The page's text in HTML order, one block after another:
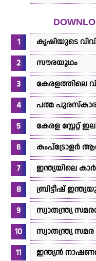
കൃഷിയുടെ
സൗരയൂഥം
കേരളത്തിലെ
പത്മ
കേരള സ്റ്റേറ്റ്
കംപ്ട്രോളർ
ഇന്ത്യയിലെ
ബ്രിട്ടീഷ്
സ്വാതന്ത്ര്യ
സ്വാതന്ത്ര്യ
ഇന്ത്യൻ